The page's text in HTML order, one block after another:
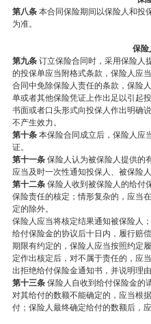
第八条本合同保险期间以保险人和投
为准。
保
第九条订立保险合同时，采用保险人
的投保单应当附格式条款，保险人应
合同中免除保险人责任的条款，保险
单或者其他保险凭证上作出足以引起
书面或者口头形式向投保人作出明确
不产生效力。
第十条本保险合同成立后，保险人应
证。
第十一条保险人认为被保险人提供的
应当及时一次性通知投保人、被保险
第十二条保险人收到被保险人的给付
保险责任的核定；情形复杂的，应当
定的除外。
保险人应当将核定结果通知被保险人
给付保险金的协议后十日内，履行赔
期限有约定的，保险人应当按照约定
定作出核定后，对不属于责任的，应
出拒绝给付保险金通知书，并说明理由
第十三条保险人自收到给付保险金的
对其给付的数额不能确定的，应当根
付；保险人最终确定给付的数额后，